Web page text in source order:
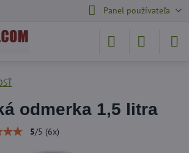
Panel používateľa
odmerka 1,5 litra
5/5 (6x)